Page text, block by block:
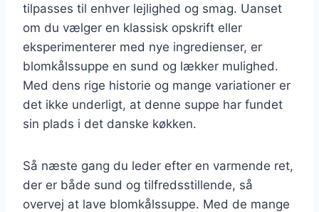
tilpasses til enhver lejlighed og smag. Uanset
om du vælger en klassisk opskrift eller
eksperimenterer med nye ingredienser, er
blomkålssuppe en sund og lækker mulighed.
Med dens rige historie og mange variationer er
det ikke underligt, at denne suppe har fundet
sin plads i det danske køkken.
Så næste gang du leder efter en varmende ret,
der er både sund og tilfredsstillende, så
overvej at lave blomkålssuppe. Med de mange